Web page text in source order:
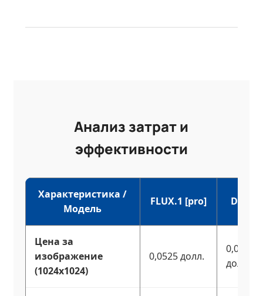
Анализ затрат и
эффективности
Характеристика /
Модель
FLUX.1 [pro] DALL-
Цена за
изображение
(1024x1024)
0,0525 долл.
долл.